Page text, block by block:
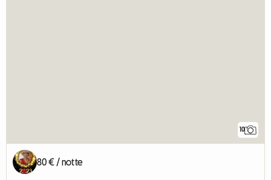
10
80 € / notte